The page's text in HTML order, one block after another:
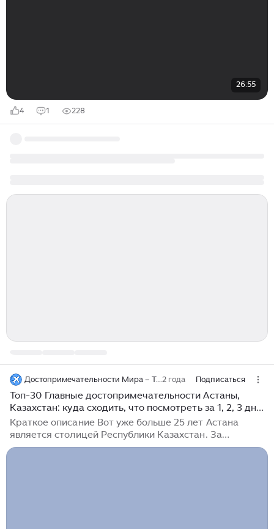
26:55
4 1 228
Достопримечательности Мира – Top7Travel 2 года Подписаться
Топ-30 Главные достопримечательности Астаны,
Казахстан: куда сходить, что посмотреть за 1, 2, 3 дня
туристу, фото с описанием
Краткое описание Вот уже больше 25 лет Астана
является столицей Республики Казахстан. За
четверть столетия город претерпел немало